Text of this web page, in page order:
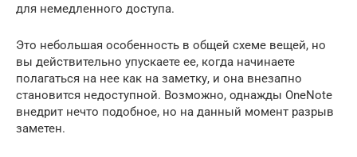
для немедленного доступа.
Это небольшая особенность в общей схеме вещей, но
вы действительно упускаете ее, когда начинаете
полагаться на нее как на заметку, и она внезапно
становится недоступной. Возможно, однажды OneNote
внедрит нечто подобное, но на данный момент разрыв
заметен.